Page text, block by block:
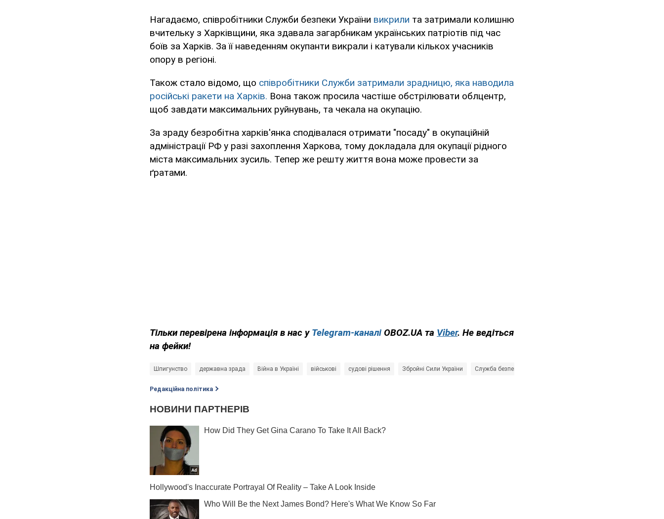
Нагадаємо, співробітники Служби безпеки України викрили та затримали колишню
вчительку з Харківщини, яка здавала загарбникам українських патріотів під час
боїв за Харків. За її наведенням окупанти викрали і катували кількох учасників
опору в регіоні.
Також стало відомо, що співробітники Служби затримали зрадницю, яка наводила
російські ракети на Харків. Вона також просила частіше обстрілювати облцентр,
щоб завдати максимальних руйнувань, та чекала на окупацію.
За зраду безробітна харків'янка сподівалася отримати "посаду" в окупаційній
адміністрації РФ у разі захоплення Харкова, тому докладала для окупації рідного
міста максимальних зусиль. Тепер же решту життя вона може провести за
ґратами.
Тільки перевірена інформація в нас у Telegram-каналі OBOZ.UA та Viber. Не ведіться
на фейки!
Шпигунство державна зрада Війна в Україні військові судові рішення Збройні Сили України Служба безпеки України (СБУ)
Редакційна політика